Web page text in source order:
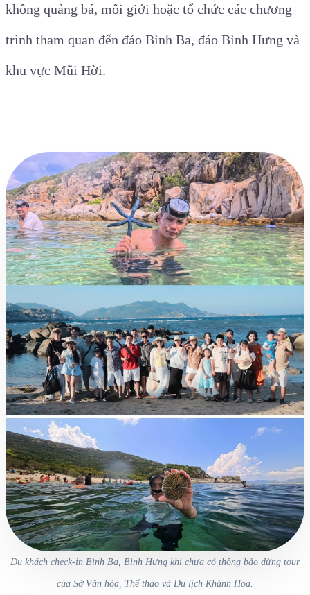
không quảng bá, môi giới hoặc tổ chức các chương
trình tham quan đến đảo Bình Ba, đảo Bình Hưng và
khu vực Mũi Hời.
Du khách check-in Bình Ba, Bình Hưng khi chưa có thông bảo dừng tour
của Sở Văn hóa, Thể thao và Du lịch Khánh Hòa.